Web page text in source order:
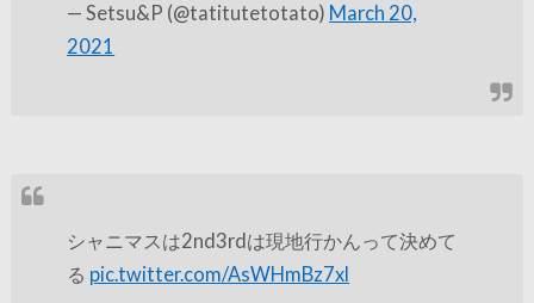
— Setsu&P (@tatitutetotato) March 20,
2021
シャニマスは2nd3rdは現地行かんって決めて
る pic.twitter.com/AsWHmBz7xl